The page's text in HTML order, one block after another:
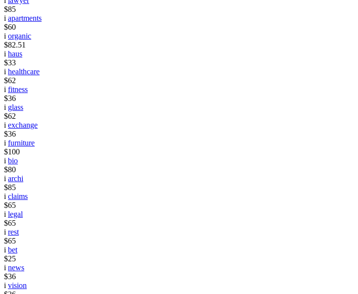
$85
i apartments
$60
i organic
$82.51
i haus
$33
i healthcare
$62
i fitness
$36
i glass
$62
i exchange
$36
i furniture
$100
i bio
$80
i archi
$85
i claims
$65
i legal
$65
i rest
$65
i bet
$25
i news
$36
i vision